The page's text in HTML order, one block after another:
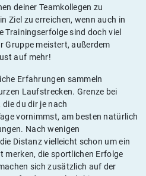
deiner Teamkollegen zu
Ziel zu erreichen, wenn auch in
Trainingserfolge sind doch viel
Gruppe meistert, außerdem
auf mehr!
Erfahrungen sammeln
Laufstrecken. Grenze bei
die du dir je nach
vornimmst, am besten natürlich
Nach wenigen
Distanz vielleicht schon um ein
merken, die sportlichen Erfolge
sich zusätzlich auf der